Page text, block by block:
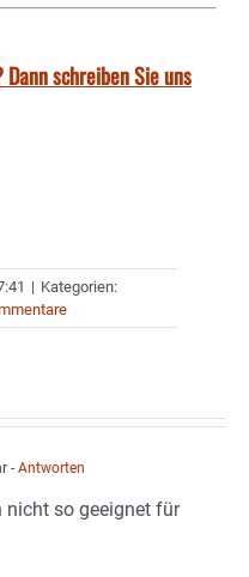
schreiben Sie uns
| Kategorien:
- Antworten
nicht so geeignet für